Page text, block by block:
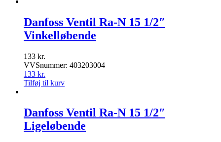
Danfoss Ventil Ra-N 15 1/2″
Vinkelløbende
133 kr.
VVSnummer: 403203004
133 kr.
Tilføj til kurv
Danfoss Ventil Ra-N 15 1/2″
Ligeløbende